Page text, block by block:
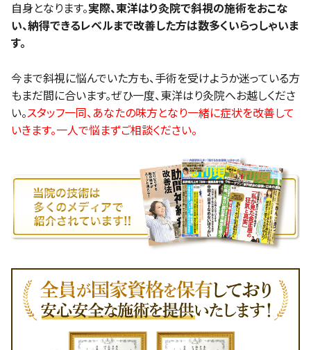
自身となります。実際、東洋はり灸院で斜視の施術をおこな
い、納得できるレベルまで改善した方は数多くいらっしゃいま
す。
今まで斜視に悩んでいた方も、手術を受けようか迷っている方
もまだ間に合います。ぜひ一度、東洋はり灸院へお越しくださ
い。スタッフ一同、あなたの味方となり一緒に症状を改善して
いきます。一人で悩まずご相談ください。